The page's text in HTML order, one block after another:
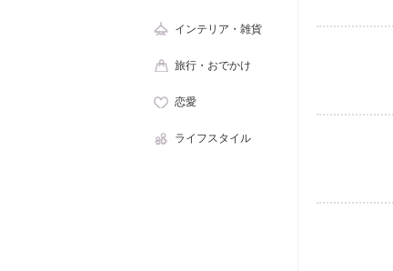
インテリア・雑貨
旅行・おでかけ
恋愛
ライフスタイル